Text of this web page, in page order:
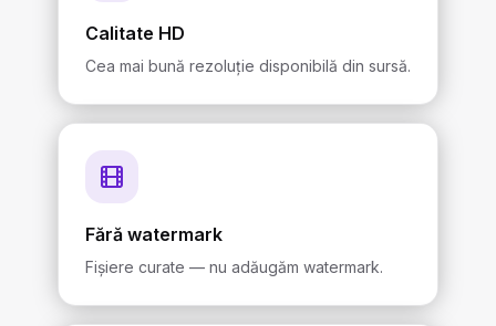
Calitate HD
Cea mai bună rezoluție disponibilă din sursă.
Fără watermark
Fișiere curate — nu adăugăm watermark.